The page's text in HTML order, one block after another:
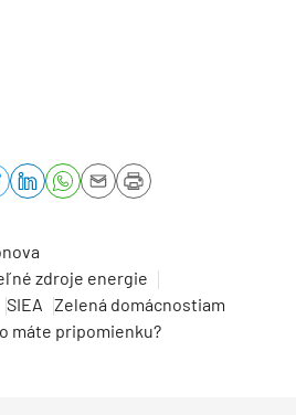
zdroje energie
SIEA Zelená domácnostiam
máte pripomienku?